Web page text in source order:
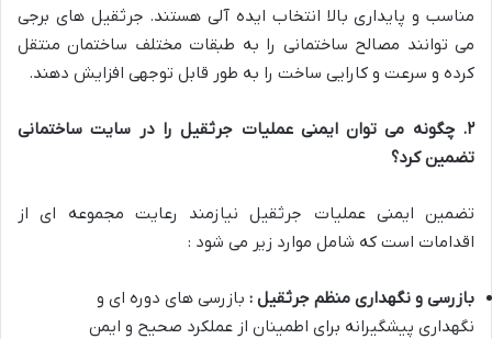
مناسب و پایداری بالا انتخاب ایده آلی هستند. جرثقیل های برجی
می توانند مصالح ساختمانی را به طبقات مختلف ساختمان منتقل
کرده و سرعت و کارایی ساخت را به طور قابل توجهی افزایش دهند.
۲.چگونه می توان ایمنی عملیات جرثقیل را در سایت ساختمانی
تضمین کرد؟
تضمین ایمنی عملیات جرثقیل نیازمند رعایت مجموعه ای از
اقدامات است که شامل موارد زیر می شود :
بازرسی و نگهداری منظم جرثقیل : بازرسی های دوره ای و
نگهداری پیشگیرانه برای اطمینان از عملکرد صحیح و ایمن